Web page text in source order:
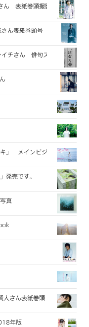
表紙巻頭撮影
ん表紙巻頭号
イチさん 俳句ス 連載
」 メインビジュアル撮影
売です。
真
さん表紙巻頭
年版